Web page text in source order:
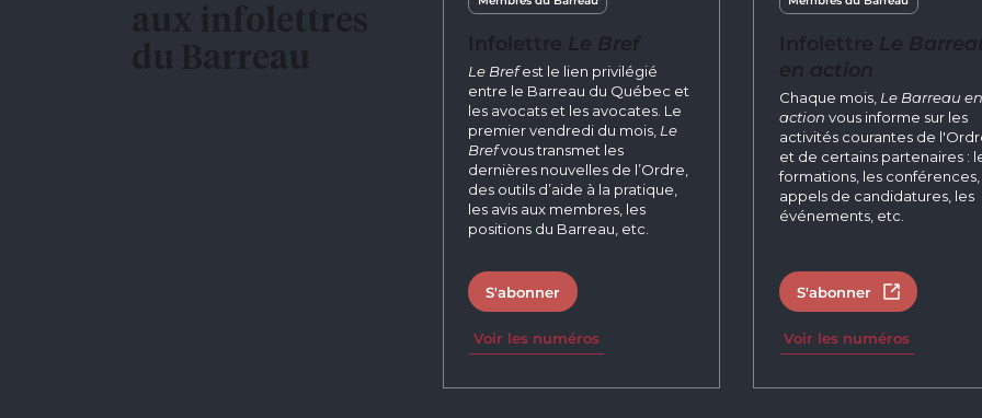
Le Brefest le lien privilégié
entre le Barreau du Québec et
les avocats et les avocates. Le
premier vendredi du mois, Le
Brefvous transmet les
dernières nouvelles de l’Ordre,
des outils d’aide à la pratique,
les avis aux membres, les
positions du Barreau, etc.
S'abonner
Voir les numéros
Chaque mois, Le Barreau en
action vous informe sur les
activités courantes de
et de certains partenaires :
formations, les conférences,
appels de candidatures, les
événements, etc.
S'abonner Ouvrir dans
Voir les numéros